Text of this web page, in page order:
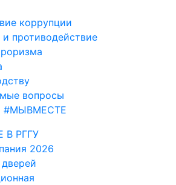
коррупции
противодействие
вопросы
#МЫВМЕСТЕ
В РГГУ
2026